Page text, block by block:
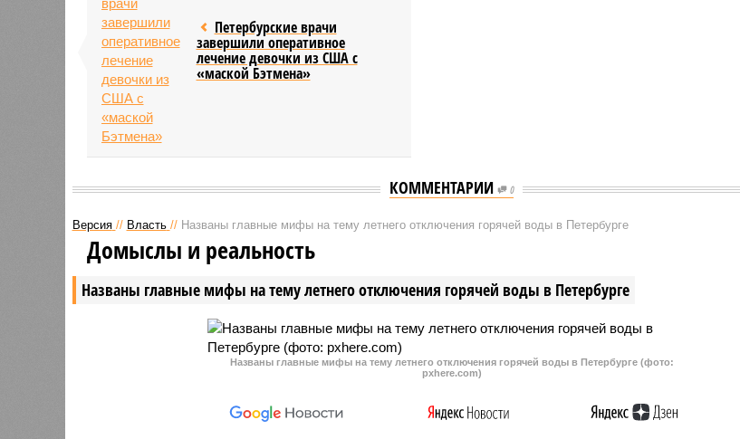
Петербурские врачи
завершили оперативное
лечение девочки из США с
«маской Бэтмена»
КОММЕНТАРИИ 0
Версия // Власть // Названы главные мифы на тему летнего отключения горячей воды в Петербурге
Названы главные мифы на тему летнего отключения горячей воды в Петербурге
Домыслы и реальность
Названы главные мифы на тему летнего отключения горячей воды в Петербурге (фото:
pxhere.com)